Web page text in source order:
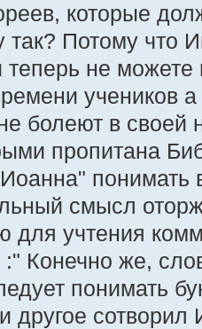
которые
Потому что
не можете
учеников
болеют в своей
пропитана
Иоaнна"
смысл
для учтения
:" Конечно же,
понимать
другое сотворил